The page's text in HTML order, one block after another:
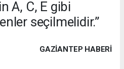
A, C, E gibi
seçilmelidir.”
GAZIANTEP HABERİ